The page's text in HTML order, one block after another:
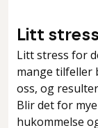
Litt
Litt stress for
mange tilfeller
oss, og
Blir det for
hukommelse